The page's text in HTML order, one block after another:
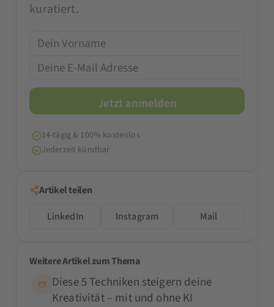
kuratiert.
14-tägig & 100% kostenlos
Jederzeit kündbar
Artikel teilen
LinkedIn
Instagram Mail
Weitere Artikel zum Thema
Diese 5 Techniken steigern deine
Kreativität – mit und ohne KI